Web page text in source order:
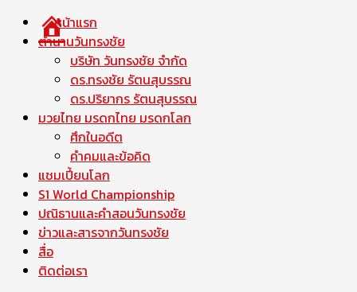
หน้าแรก
ตำนานวันทรงชัย
บริษัท วันทรงชัย จำกัด
ดร.ทรงชัย รัตนสุบรรณ
ดร.ปริยากร รัตนสุบรรณ
มวยไทย มรดกไทย มรดกโลก
ศึกในอดีต
คำคมและข้อคิด
แชมเปี้ยนโลก
S1 World Championship
ปณิธานและคำสอนวันทรงชัย
ข่าวและสารจากวันทรงชัย
สื่อ
ติดต่อเรา